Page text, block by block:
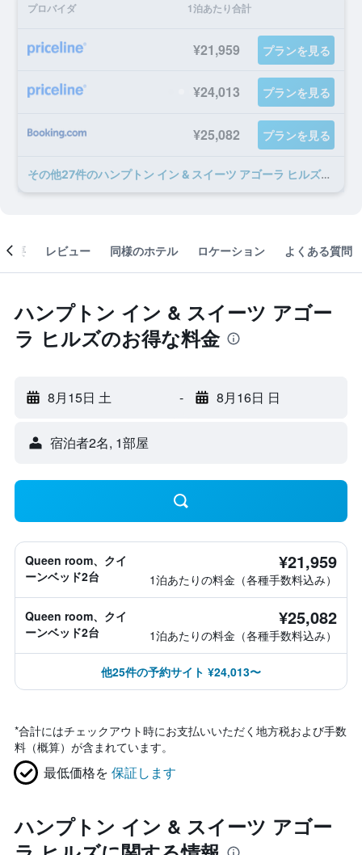
プロバイダ 1泊あたり合計
¥21,959 プランを見る
¥24,013 プランを見る
¥25,082 プランを見る
​その他27​件のハンプトン イン & スイーツ アゴーラ ヒルズのオファー
概要 レビュー 同様のホテル ロケーション よくある質問
ハンプトン イン & スイーツ アゴー
ラ ヒルズのお得な料金
8月15日 土 - 8月16日 日
宿泊者2名, 1​部屋
Queen room、クイ
ーンベッド2台
¥21,959
1泊あたりの料金（各種手数料込み）
Queen room、クイ
ーンベッド2台
¥25,082
1泊あたりの料金（各種手数料込み）
他25件の予約サイト ¥24,013〜
*合計にはチェックアウト時にお支払いいただく地方税および手数
料（概算）が含まれています。
最低価格を 保証します
ハンプトン イン & スイーツ アゴー